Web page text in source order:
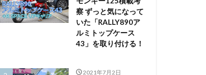
察 ずっと気になって
いた「RALLY890ア
ルミトップケース
43」を取り付ける！
2021年7月2日